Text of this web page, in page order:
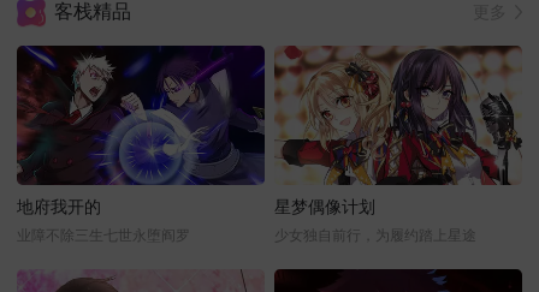
客栈精品
地府我开的
业障不除三生七世永堕阎罗
星梦偶像计划
少女独自前行，为履约踏上星途